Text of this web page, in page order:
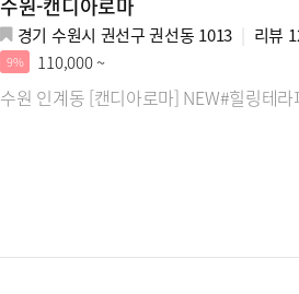
경기 수원시 권선구 권선동 1013 리뷰
9% 110,000 ~
수원 인계동 [캔디아로마] NEW#힐링테